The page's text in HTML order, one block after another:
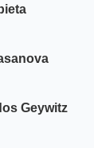
Geywitz